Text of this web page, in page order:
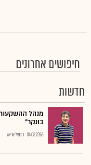
חיפושים אחרונים
חדשות
מנהל
בונקר"
04.08.2026 נתנאל אריאל